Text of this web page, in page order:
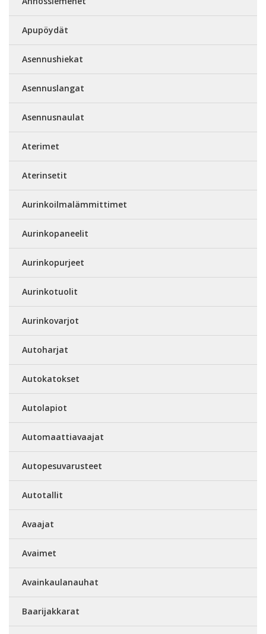
Apupöydät
Asennushiekat
Asennuslangat
Asennusnaulat
Aterimet
Aterinsetit
Aurinkoilmalämmittimet
Aurinkopaneelit
Aurinkopurjeet
Aurinkotuolit
Aurinkovarjot
Autoharjat
Autokatokset
Autolapiot
Automaattiavaajat
Autopesuvarusteet
Autotallit
Avaajat
Avaimet
Avainkaulanauhat
Baarijakkarat